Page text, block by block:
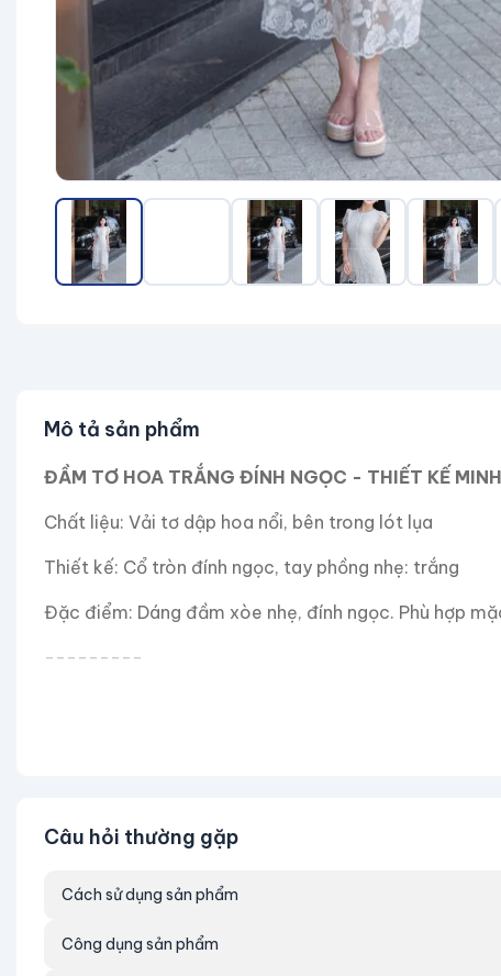
Mô tả sản phẩm
ĐẦM TƠ HOA TRẮNG ĐÍNH NGỌC - THIẾT KẾ
Chất liệu: Vải tơ dập hoa nổi, bên trong lót lụa
Thiết kế: Cổ tròn đính ngọc, tay phồng nhẹ: trắng
Đặc điểm: Dáng đầm xòe nhẹ, đính ngọc. Phù hợp
---------
M I 46-51kg - V1 I 84-88 - V2 I 69-72
L I 51-56kg - V1 I 89-92 - V2 I 73-76
Câu hỏi thường gặp
Cách sử dụng sản phẩm
Công dụng sản phẩm